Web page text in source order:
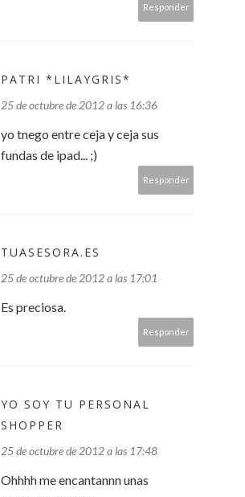
Responder
PATRI *LILAYGRIS*
25 de octubre de 2012 a las 16:36
yo tnego entre ceja y ceja sus
fundas de ipad... ;)
Responder
TUASESORA.ES
25 de octubre de 2012 a las 17:01
Es preciosa.
Responder
YO SOY TU PERSONAL
SHOPPER
25 de octubre de 2012 a las 17:48
Ohhhh me encantannn unas